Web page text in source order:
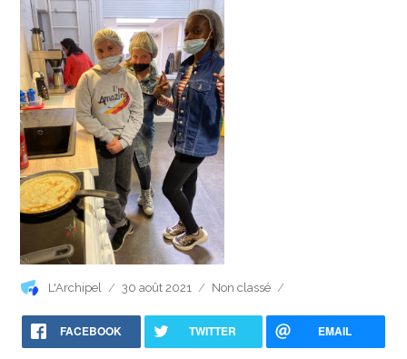
Auteur
L'Archipel
Publié
30 août 2021 Catégories
Non classé
FACEBOOK TWITTER EMAIL